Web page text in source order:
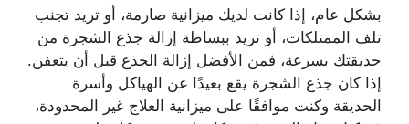
بشكل عام، إذا كانت لديك ميزانية صارمة، أو تريد تجنب
تلف الممتلكات، أو تريد ببساطة إزالة جذع الشجرة من
حديقتك بسرعة، فمن الأفضل إزالة الجذع قبل أن يتعفن.
إذا كان جذع الشجرة يقع بعيدًا عن الهياكل وأسرة
الحديقة وكنت موافقًا على ميزانية العلاج غير المحدودة،